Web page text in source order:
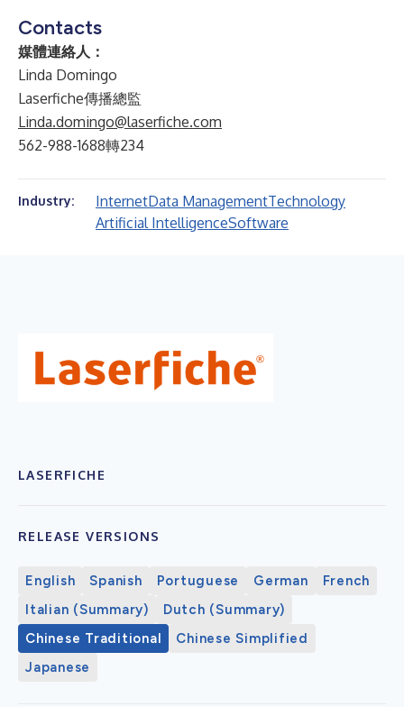
Contacts
媒體連絡人：
Linda Domingo
Laserfiche傳播總監
Linda.domingo@laserfiche.com
562-988-1688轉234
Industry: InternetData ManagementTechnology
Artificial IntelligenceSoftware
LASERFICHE
RELEASE VERSIONS
English Spanish Portuguese German
French
Italian (Summary)
Dutch (Summary)
Chinese Traditional
Chinese Simplified
Japanese